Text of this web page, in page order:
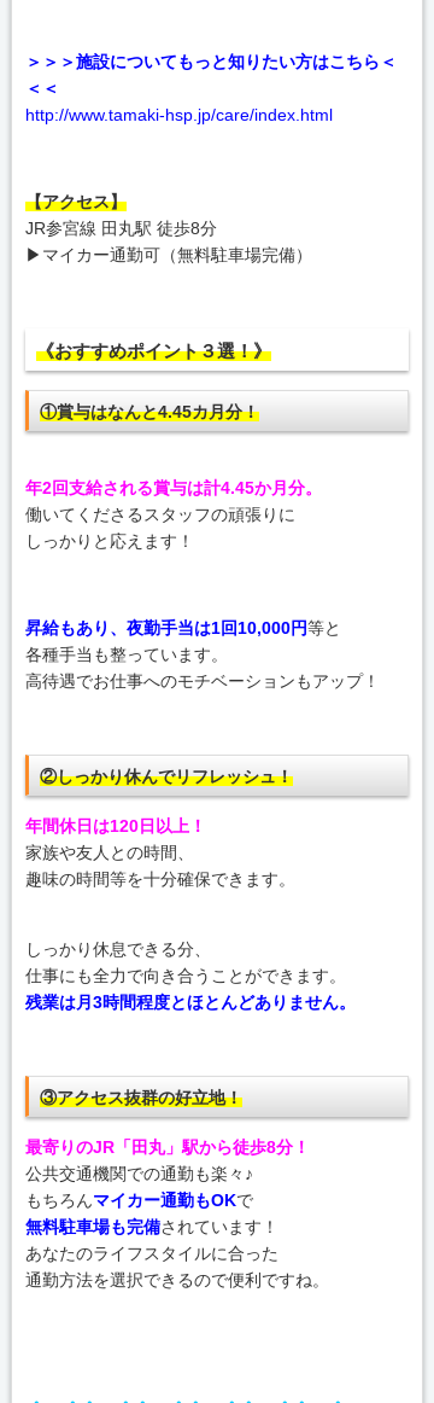
＞＞＞施設についてもっと知りたい方はこちら＜
＜＜
http://www.tamaki-hsp.jp/care/index.html
【アクセス】
JR参宮線 田丸駅 徒歩8分
▶マイカー通勤可（無料駐車場完備）
《おすすめポイント３選！》
①賞与はなんと4.45カ月分！
年2回支給される賞与は計4.45か月分。
働いてくださるスタッフの頑張りに
しっかりと応えます！
昇給もあり、夜勤手当は1回10,000円等と
各種手当も整っています。
高待遇でお仕事へのモチベーションもアップ！
②しっかり休んでリフレッシュ！
年間休日は120日以上！
家族や友人との時間、
趣味の時間等を十分確保できます。
しっかり休息できる分、
仕事にも全力で向き合うことができます。
残業は月3時間程度とほとんどありません。
③アクセス抜群の好立地！
最寄りのJR「田丸」駅から徒歩8分！
公共交通機関での通勤も楽々♪
もちろんマイカー通勤もOKで
無料駐車場も完備されています！
あなたのライフスタイルに合った
通勤方法を選択できるので便利ですね。